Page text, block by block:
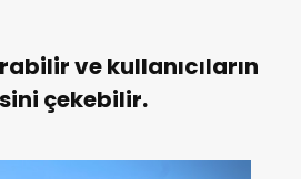
ve kullanıcıların
çekebilir.